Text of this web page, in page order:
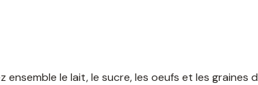
ensemble le lait, le sucre, les oeufs et les graines